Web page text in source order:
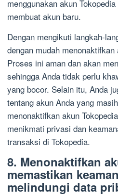
menggunakan akun
membuat akun baru.
Dengan mengikuti langkah-
dengan mudah menonaktifkan
Proses ini aman dan akan
sehingga Anda tidak perlu
yang bocor. Selain itu, Anda
tentang akun Anda yang
menonaktifkan akun
menikmati privasi dan
transaksi di Tokopedia.
8. Menonaktifkan
memastikan
melindungi data